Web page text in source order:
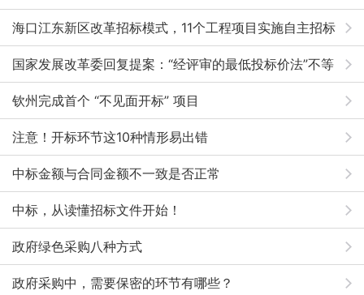
海口江东新区改革招标模式，11个工程项目实施自主招标
国家发展改革委回复提案：“经评审的最低投标价法”不等
于接受纵容低于成本中标
钦州完成首个 “不见面开标” 项目
注意！开标环节这10种情形易出错
中标金额与合同金额不一致是否正常
中标，从读懂招标文件开始！
政府绿色采购八种方式
政府采购中，需要保密的环节有哪些？